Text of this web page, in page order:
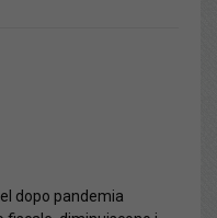
dopo pandemia